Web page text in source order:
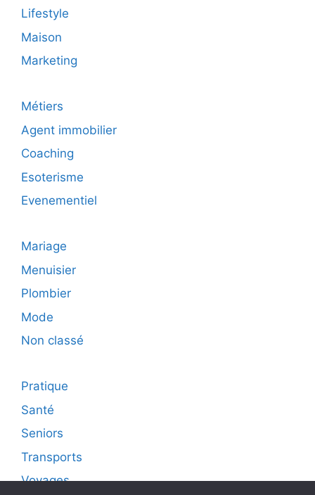
Lifestyle
Maison
Marketing
Métiers
Agent immobilier
Coaching
Esoterisme
Evenementiel
Mariage
Menuisier
Plombier
Mode
Non classé
Pratique
Santé
Seniors
Transports
Voyages